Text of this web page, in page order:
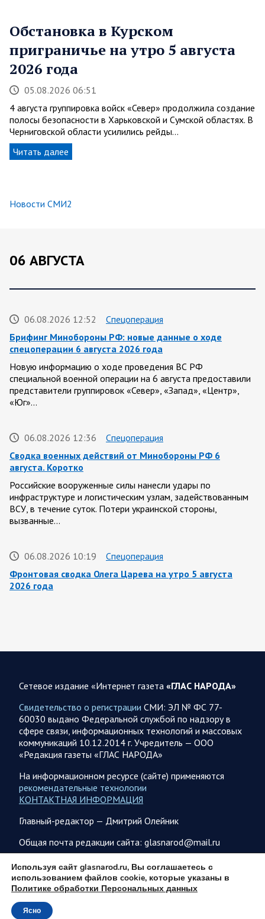
Обстановка в Курском
приграничье на утро 5 августа
2026 года
05.08.2026 06:51
4 августа группировка войск «Север» продолжила создание
полосы безопасности в Харьковской и Сумской областях. В
Черниговской области усилились рейды…
Читать далее
Новости СМИ2
06 АВГУСТА
06.08.2026 12:52
Спецоперация
Брифинг Минобороны РФ: новые данные о ходе
спецоперации 6 августа 2026 года
Новую информацию о ходе проведения ВС РФ
специальной военной операции на 6 августа предоставили
представители группировок «Север», «Запад», «Центр»,
«Юг»…
06.08.2026 12:36
Спецоперация
Сводка военных действий от Минобороны РФ 6
августа. Коротко
Российские вооруженные силы нанесли удары по
инфраструктуре и логистическим узлам, задействованным
ВСУ, в течение суток. Потери украинской стороны,
вызванные…
06.08.2026 10:19
Спецоперация
Фронтовая сводка Олега Царева на утро 5 августа
2026 года
Украинские террористы продолжают убивать мирное
население приграничных районов. Данные на 6 августа
За прошедшие сутки армия трусов и убийц, будучи не в
силах ничего противопоставить на поле боя, атаковала
гражданское население Белгородской…
06.08.2026 07:49
Спецоперация
Сводка на утро 6 августа 2026 года от Двух майоров
В Ярославле после налета перекрыто движение по
Московскому проспекту, изменена работы общественного
транспорта. Судя по записям с кналов противника, его…
06.08.2026 07:46
Курская область
Обстановка в Курском приграничье на утро 6 августа
2026 года
Сетевое издание «Интернет газета «ГЛАС НАРОДА»
Свидетельство о регистрации СМИ: ЭЛ № ФС 77-
60030 выдано Федеральной службой по надзору в
сфере связи, информационных технологий и массовых
коммуникаций 10.12.2014 г. Учредитель — ООО
«Редакция газеты «ГЛАС НАРОДА»
На информационном ресурсе (сайте) применяются
рекомендательные технологии
КОНТАКТНАЯ ИНФОРМАЦИЯ
Главный-редактор — Дмитрий Олейник
Общая почта редакции сайта: glasnarod@mail.ru
ПОДПИСКА
Используя сайт glasnarod.ru, Вы соглашаетесь с
использованием файлов cookie, которые указаны в
Политике обработки Персональных данных
Ясно